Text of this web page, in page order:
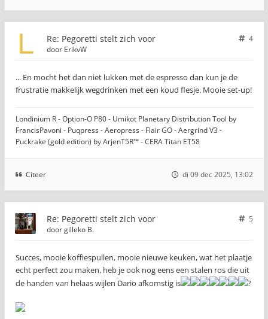
Re: Pegoretti stelt zich voor
4
door ErikvW
... En mocht het dan niet lukken met de espresso dan kun je de
frustratie makkelijk wegdrinken met een koud flesje. Mooie set-up!
Londinium R - Option-O P80 - Umikot Planetary Distribution Tool by
FrancisPavoni - Puqpress - Aeropress - Flair GO - Aergrind V3 -
Puckrake (gold edition) by ArjenT5R™ - CERA Titan ET58
Citeer di 09 dec 2025, 13:02
Re: Pegoretti stelt zich voor
5
doorgilleko B.
Succes, mooie koffiespullen, mooie nieuwe keuken, wat het plaatje
echt perfect zou maken, heb je ook nog eens een stalen ros die uit
de handen van helaas wijlen Dario afkomstig is
?